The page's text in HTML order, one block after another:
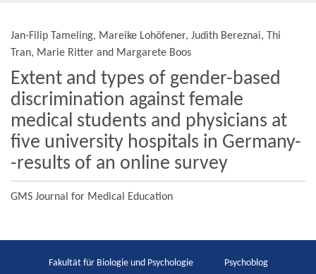
Jan-Filip Tameling, Mareike Lohöfener, Judith Bereznai, Thi
Tran, Marie Ritter and Margarete Boos
Extent and types of gender-based
discrimination against female
medical students and physicians at
five university hospitals in Germany-
-results of an online survey
GMS Journal for Medical Education
Fakultät für Biologie und Psychologie Psychoblog